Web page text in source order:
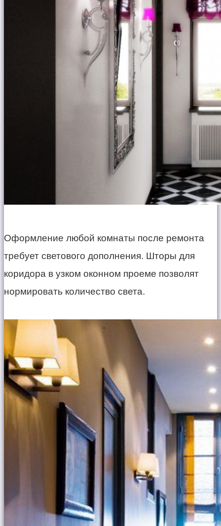
Оформление любой комнаты после ремонта
требует светового дополнения. Шторы для
коридора в узком оконном проеме позволят
нормировать количество света.